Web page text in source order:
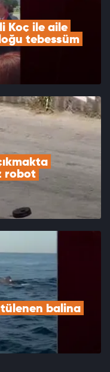
Koç ile aile
tebessüm
robot
balina